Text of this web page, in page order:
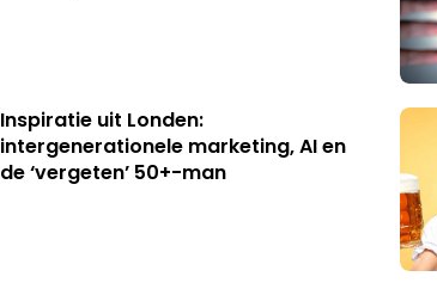
Inspiratie uit Londen:
intergenerationele marketing, AI en
de ‘vergeten’ 50+-man